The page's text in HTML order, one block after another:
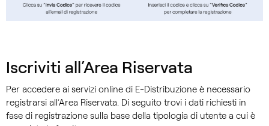
Iscriviti all’Area Riservata
Per accedere ai servizi online di E-Distribuzione è necessario
registrarsi all’Area Riservata. Di seguito trovi i dati richiesti in
fase di registrazione sulla base della tipologia di utente a cui è